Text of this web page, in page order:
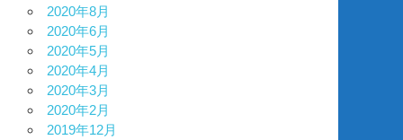
2020年8月
2020年6月
2020年5月
2020年4月
2020年3月
2020年2月
2019年12月